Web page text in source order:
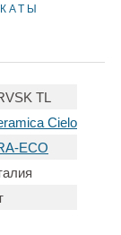
TL
Cielo
ECO